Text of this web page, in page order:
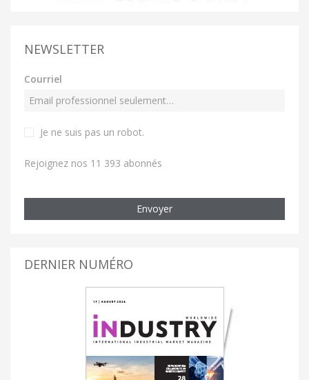
NEWSLETTER
Courriel
Je ne suis pas un robot.
Rejoignez nos 11 393 abonnés
Envoyer
DERNIER NUMÉRO